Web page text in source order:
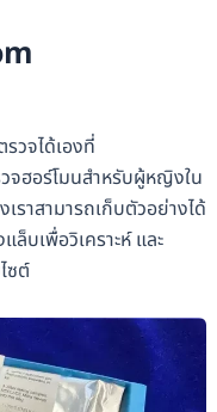
วจได้เองที่
จฮอร์โมนสำหรับผู้หญิงใน
าสามารถเก็บตัวอย่างได้
บเพื่อวิเคราะห์ และ
ซต์